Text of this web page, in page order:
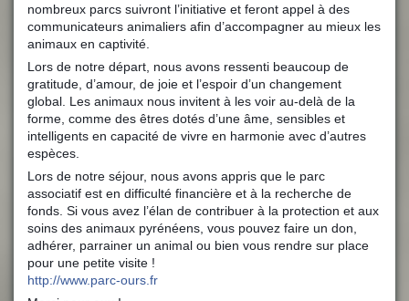
nombreux parcs suivront l’initiative et feront appel à des
communicateurs animaliers afin d’accompagner au mieux les
animaux en captivité.
Lors de notre départ, nous avons ressenti beaucoup de
gratitude, d’amour, de joie et l’espoir d’un changement
global. Les animaux nous invitent à les voir au-delà de la
forme, comme des êtres dotés d’une âme, sensibles et
intelligents en capacité de vivre en harmonie avec d’autres
espèces.
Lors de notre séjour, nous avons appris que le parc
associatif est en difficulté financière et à la recherche de
fonds. Si vous avez l’élan de contribuer à la protection et aux
soins des animaux pyrénéens, vous pouvez faire un don,
adhérer, parrainer un animal ou bien vous rendre sur place
pour une petite visite !
http://www.parc-ours.fr